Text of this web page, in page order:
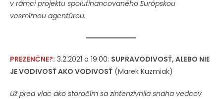
v rámci projektu spolufinancovaného Európskou
vesmírnou agentúrou.
PREZENČNE?: 3.2.2021 o 19.00: SUPRAVODIVOSŤ, ALEBO NIE
JE VODIVOSŤ AKO VODIVOSŤ (Marek Kuzmiak)
Už pred viac ako storočím sa zintenzívnila snaha vedcov